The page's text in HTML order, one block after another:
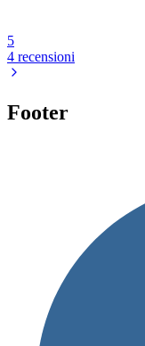
5
4 recensioni
Footer